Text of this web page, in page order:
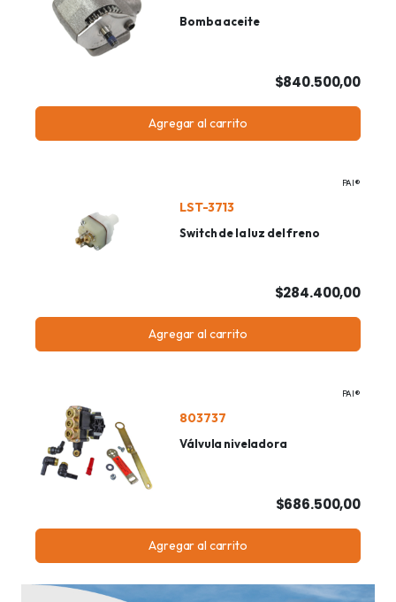
Bomba aceite
$840.500,00
Agregar al carrito
PAI®
LST-3713
Switch de la luz del freno
$284.400,00
Agregar al carrito
PAI®
803737
Válvula niveladora
$686.500,00
Agregar al carrito